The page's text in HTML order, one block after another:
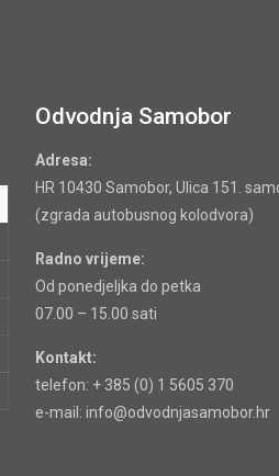
Odvodnja Samobor
Adresa:
HR 10430 Samobor, Ulica 151.
(zgrada autobusnog kolodvora)
Radno vrijeme:
Od ponedjeljka do petka
07.00 – 15.00 sati
Kontakt:
telefon: + 385 (0) 1 5605 370
e-mail: info@odvodnjasamobor.hr